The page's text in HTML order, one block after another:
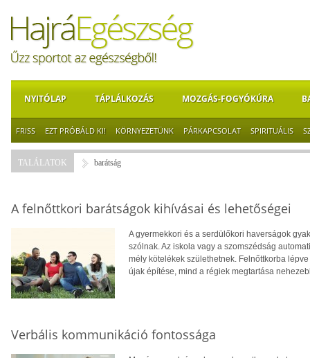
NYITÓLAP TÁPLÁLKOZÁS MOZGÁS-FOGYÓKÚRA
FRISS EZT PRÓBÁLD KI! KÖRNYEZETÜNK PÁRKAPCSOLAT SPIRITUÁLIS
TALÁLATOK barátság
A felnőttkori barátságok kihívásai és lehetőségei
A gyermekkori és a serdülőkori haverságok
szólnak. Az iskola vagy a szomszédság
mély kötelékek születhetnek. Felnőttkorba
újak építése, mind a régiek megtartása
Verbális kommunikáció fontossága